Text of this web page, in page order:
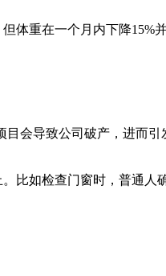
重在一个月内下降15%
导致公司破产，进而引
如检查门窗时，普通人